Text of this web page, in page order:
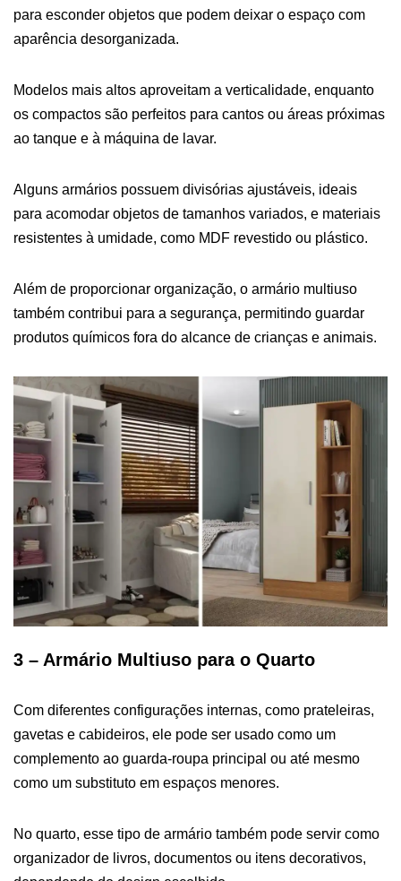
para esconder objetos que podem deixar o espaço com
aparência desorganizada.
Modelos mais altos aproveitam a verticalidade, enquanto
os compactos são perfeitos para cantos ou áreas próximas
ao tanque e à máquina de lavar.
Alguns armários possuem divisórias ajustáveis, ideais
para acomodar objetos de tamanhos variados, e materiais
resistentes à umidade, como MDF revestido ou plástico.
Além de proporcionar organização, o armário multiuso
também contribui para a segurança, permitindo guardar
produtos químicos fora do alcance de crianças e animais.
3 – Armário Multiuso para o Quarto
Com diferentes configurações internas, como prateleiras,
gavetas e cabideiros, ele pode ser usado como um
complemento ao guarda-roupa principal ou até mesmo
como um substituto em espaços menores.
No quarto, esse tipo de armário também pode servir como
organizador de livros, documentos ou itens decorativos,